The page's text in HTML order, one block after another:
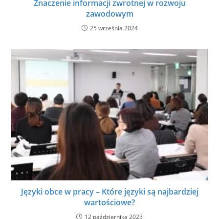
Znaczenie informacji zwrotnej w rozwoju
zawodowym
25 września 2024
Języki obce w pracy – Które języki są najbardziej
wartościowe?
12 października 2023